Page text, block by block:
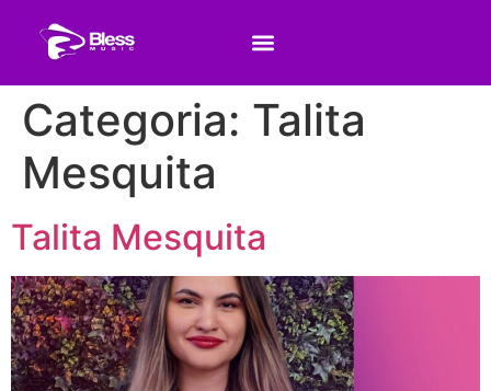
Categoria: Talita
Mesquita
Talita Mesquita